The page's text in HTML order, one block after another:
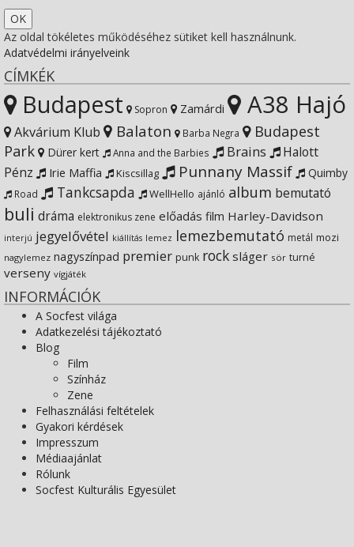
Twitter
on
Instagram
profile
on
YouTube
SocfestHun’s
profile
on
Google+
Az oldal tökéletes működéséhez sütiket kell használnunk.
Adatvédelmi irányelveink
CÍMKÉK
Budapest Sopron Zamárdi A38 Hajó
Akvárium Klub Balaton Barba Negra
Budapest
Park
Dürer kert Anna and the Barbies Brains
Halott
Pénz
Irie Maffia Kiscsillag Punnany Massif Quimby
Road Tankcsapda WellHello ajánló album bemutató
buli dráma elektronikus zene előadás film Harley-Davidson
interjú jegyelővétel kiállítás lemez lemezbemutató metál mozi
nagylemez nagyszínpad premier punk rock sláger sör turné
verseny vígjáték
INFORMÁCIÓK
A Socfest világa
Adatkezelési tájékoztató
Blog
Film
Színház
Zene
Felhasználási feltételek
Gyakori kérdések
Impresszum
Médiaajánlat
Rólunk
Socfest Kulturális Egyesület